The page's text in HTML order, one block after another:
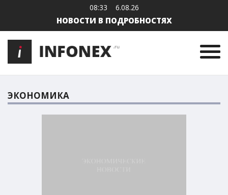
08:33 6.08.26
НОВОСТИ В ПОДРОБНОСТЯХ
ЭКОНОМИКА